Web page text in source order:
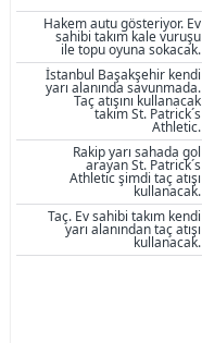
Hakem autu gösteriyor. Ev
sahibi takım kale vuruşu
ile topu oyuna sokacak.
İstanbul Başakşehir kendi
yarı alanında savunmada.
Taç atışını kullanacak
takım St. Patrick´s
Athletic.
Rakip yarı sahada gol
arayan St. Patrick´s
Athletic şimdi taç atışı
kullanacak.
Taç. Ev sahibi takım kendi
yarı alanından taç atışı
kullanacak.